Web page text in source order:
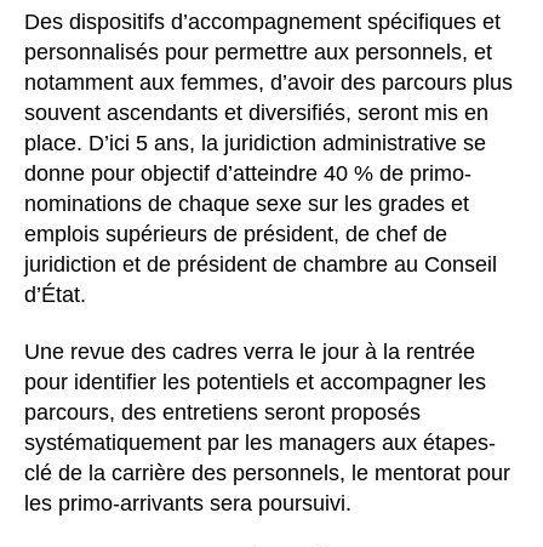
Des dispositifs d’accompagnement spécifiques et
personnalisés pour permettre aux personnels, et
notamment aux femmes, d’avoir des parcours plus
souvent ascendants et diversifiés, seront mis en
place. D’ici 5 ans, la juridiction administrative se
donne pour objectif d’atteindre 40 % de primo-
nominations de chaque sexe sur les grades et
emplois supérieurs de président, de chef de
juridiction et de président de chambre au Conseil
d’État.
Une revue des cadres verra le jour à la rentrée
pour identifier les potentiels et accompagner les
parcours, des entretiens seront proposés
systématiquement par les managers aux étapes-
clé de la carrière des personnels, le mentorat pour
les primo-arrivants sera poursuivi.